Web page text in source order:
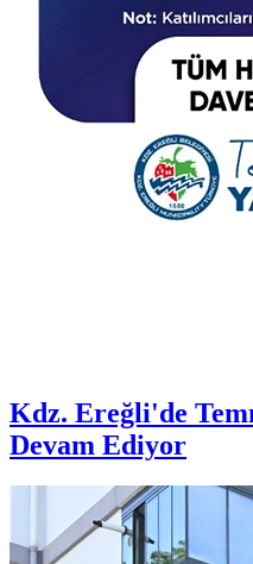
Kdz. Ereğli'de
Devam Ediyor